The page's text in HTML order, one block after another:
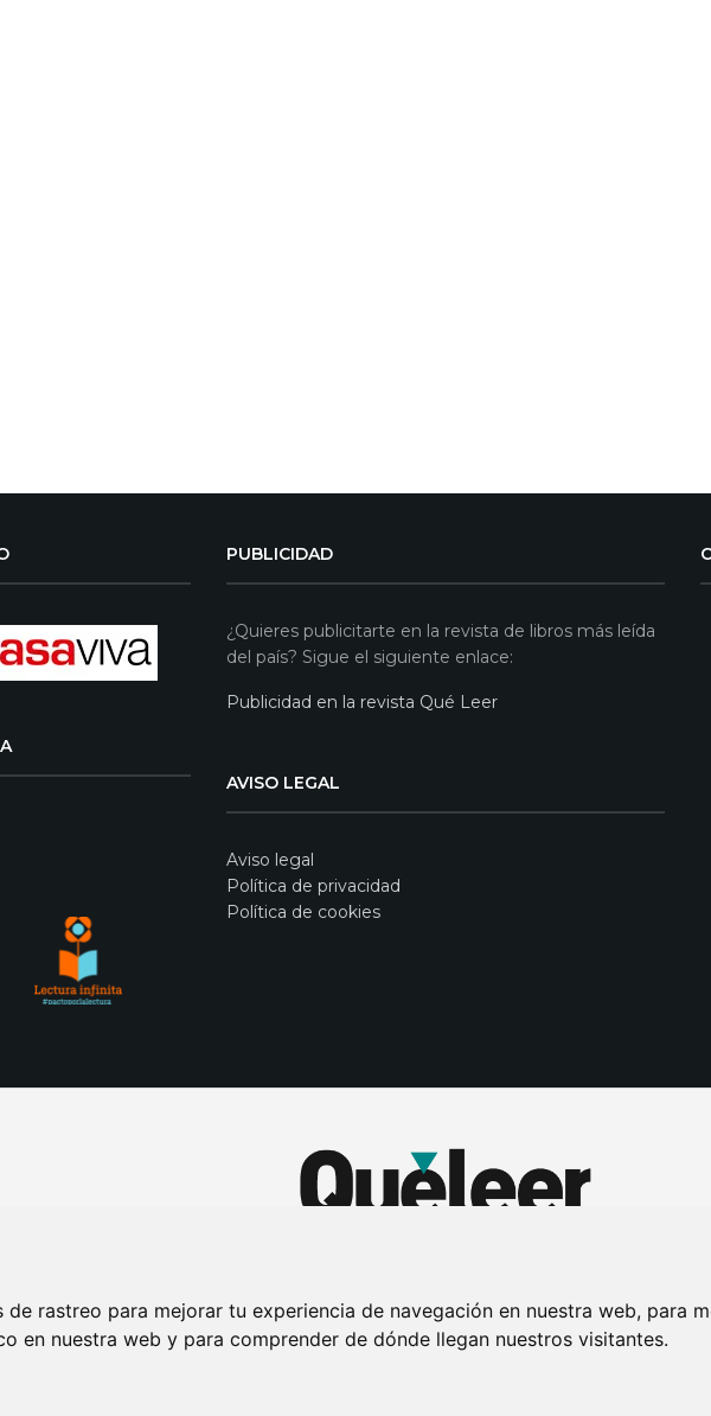
rastreo para mejorar tu experiencia de navegación en nuestra web, para
en nuestra web y para comprender de dónde llegan nuestros visitantes.
PUBLICIDAD
¿Quieres publicitarte en la revista de libros más leída
del país? Sigue el siguiente enlace:
Publicidad en la revista Qué Leer
AVISO LEGAL
Aviso legal
Política de privacidad
Política de cookies
DE COOKIES POLITICA DE PRIVACIDAD PUBLICIDAD EN LA REVISTA QUÉ LEER SORTEO-